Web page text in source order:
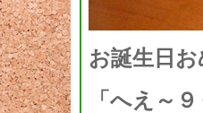
お誕生日
「へえ～